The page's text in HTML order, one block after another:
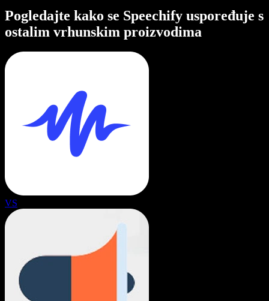
Pogledajte kako se Speechify uspoređuje s
ostalim vrhunskim proizvodima
VS